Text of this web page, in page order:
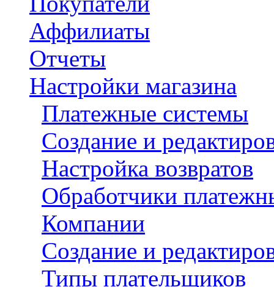
Аффилиаты
Отчеты
Настройки магазина
Платежные системы
Создание и
Настройка возвратов
Обработчики
Компании
Создание и
Типы плательщиков